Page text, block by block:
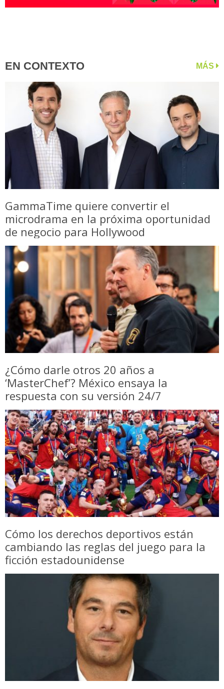
EN CONTEXTO MÁS
GammaTime quiere convertir el
microdrama en la próxima oportunidad
de negocio para Hollywood
¿Cómo darle otros 20 años a
‘MasterChef’? México ensaya la
respuesta con su versión 24/7
Cómo los derechos deportivos están
cambiando las reglas del juego para la
ficción estadounidense